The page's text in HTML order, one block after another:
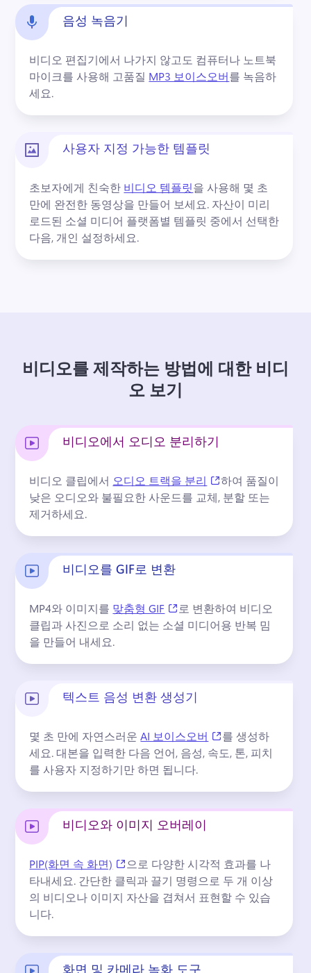
음성 녹음기
비디오 편집기에서 나가지 않고도 컴퓨터나 노트북
마이크를 사용해 고품질 MP3 보이스오버를 녹음하
세요.
사용자 지정 가능한 템플릿
초보자에게 친숙한 비디오 템플릿을 사용해 몇 초
만에 완전한 동영상을 만들어 보세요. 자산이 미리
로드된 소셜 미디어 플랫폼별 템플릿 중에서 선택한
다음, 개인 설정하세요.
비디오를 제작하는 방법에 대한 비디
오 보기
비디오에서 오디오 분리하기
비디오 클립에서 오디오 트랙을 분리 (opens in a new
하여 품질이
낮은 오디오와 불필요한 사운드를 교체, 분할 또는
제거하세요.
비디오를 GIF로 변환
MP4와 이미지를 맞춤형 GIF (opens in a new tab)
로 변환하여 비디오
클립과 사진으로 소리 없는 소셜 미디어용 반복 밈
을 만들어 내세요.
텍스트 음성 변환 생성기
몇 초 만에 자연스러운 AI 보이스오버 (opens in a new
를 생성하
세요. 대본을 입력한 다음 언어, 음성, 속도, 톤, 피치
를 사용자 지정하기만 하면 됩니다.
비디오와 이미지 오버레이
PIP(화면 속 화면) (opens in a new tab)
으로 다양한 시각적 효과를 나
타내세요. 간단한 클릭과 끌기 명령으로 두 개 이상
의 비디오나 이미지 자산을 겹쳐서 표현할 수 있습
니다.
화면 및 카메라 녹화 도구